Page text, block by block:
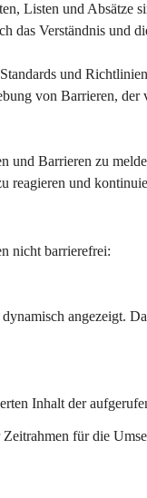
Listen und Absätze
das Verständnis und
und
von Barrieren, der
Barrieren zu
reagieren und
nicht barrierefrei:
angezeigt.
Inhalt der
für die